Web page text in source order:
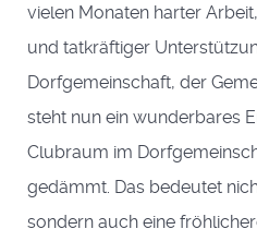
vielen Monaten harter
und tatkräftiger
Dorfgemeinschaft, der
steht nun ein wunderbares
Clubraum im
gedämmt. Das bedeutet
sondern auch eine